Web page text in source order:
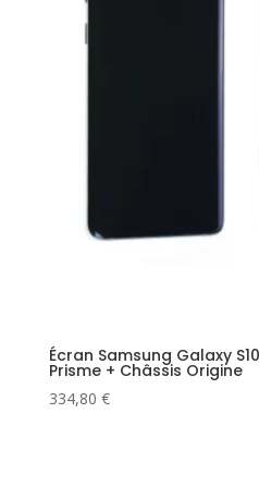
Écran Samsung Galaxy
Prisme + Châssis Origine
334,80 €